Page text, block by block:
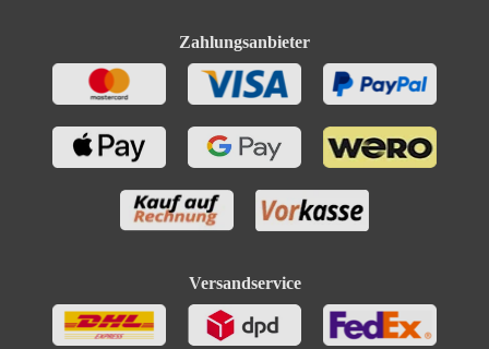
Zahlungsanbieter
Versandservice